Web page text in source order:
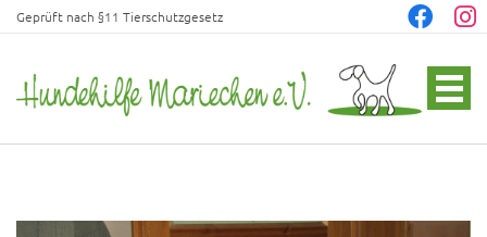
Geprüft nach §11 Tierschutzgesetz